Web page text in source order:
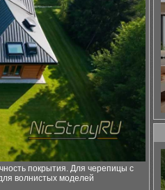
покрытия. Для черепицы с
волнистых моделей